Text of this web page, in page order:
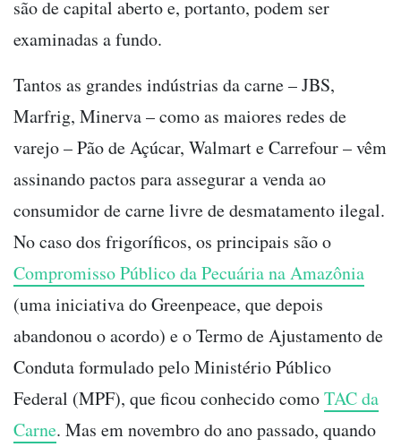
são de capital aberto e, portanto, podem ser
examinadas a fundo.
Tantos as grandes indústrias da carne–JBS,
Marfrig, Minerva–como as maiores redes de
varejo–Pão de Açúcar, Walmart e Carrefour–vêm
assinando pactos para assegurar a venda ao
consumidor de carne livre de desmatamento ilegal.
No caso dos frigoríficos, os principais são o
Compromisso Público da Pecuária na Amazônia
(uma iniciativa do Greenpeace, que depois
abandonou o acordo) e o Termo de Ajustamento de
Conduta formulado pelo Ministério Público
Federal (MPF), que ficou conhecido comoTAC da
Carne. Mas em novembro do ano passado, quando